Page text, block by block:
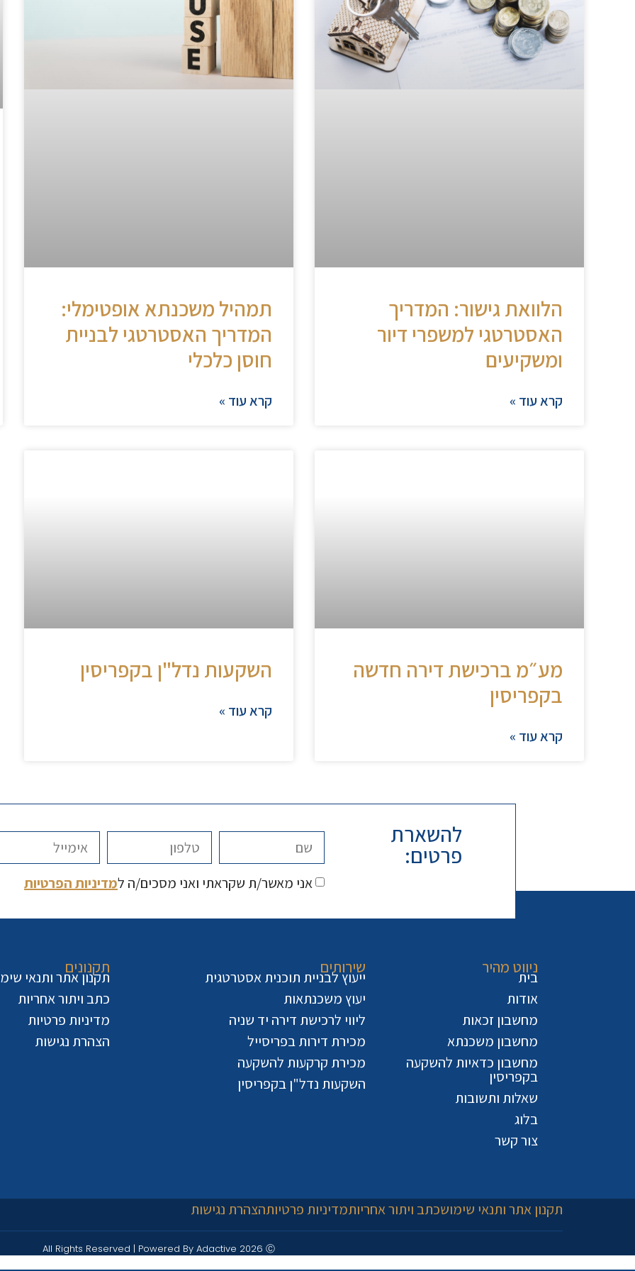
הלוואת גישור: המדריך
האסטרטגי למשפרי דיור
ומשקיעים
קרא עוד »
תמהיל משכנתא אופטימלי:
המדריך האסטרטגי לבניית
חוסן כלכלי
קרא עוד »
מע״מ ברכישת דירה חדשה
בקפריסין
קרא עוד »
השקעות נדל"ן בקפריסין
קרא עוד »
להשארת
פרטים:
אני מאשר/ת שקראתי ואני מסכים/ה למדיניות הפרטיות
ניווט מהיר
בית
אודות
מחשבון זכאות
מחשבון משכנתא
מחשבון כדאיות להשקעה
בקפריסין
שאלות ותשובות
בלוג
צור קשר
שירותים
ייעוץ לבניית תוכנית אסטרטגית
יעוץ משכנתאות
ליווי לרכישת דירה יד שניה
מכירת דירות בפריסייל
מכירת קרקעות להשקעה
השקעות נדל"ן בקפריסין
תקנונים
תקנון אתר ותנאי
כתב ויתור אחריות
מדיניות פרטיות
הצהרת נגישות
תקנון אתר ותנאי שימושכתב ויתור אחריותמדיניות פרטיותהצהרת נגישות
All Rights Reserved | Powered By Adactive 2026 Ⓒ